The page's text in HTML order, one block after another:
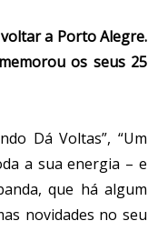
a Porto Alegre.
os seus 25
Dá Voltas”, “Um
a sua energia – e
que há algum
novidades no seu